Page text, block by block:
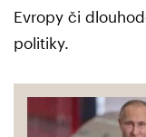
Evropy či
politiky.